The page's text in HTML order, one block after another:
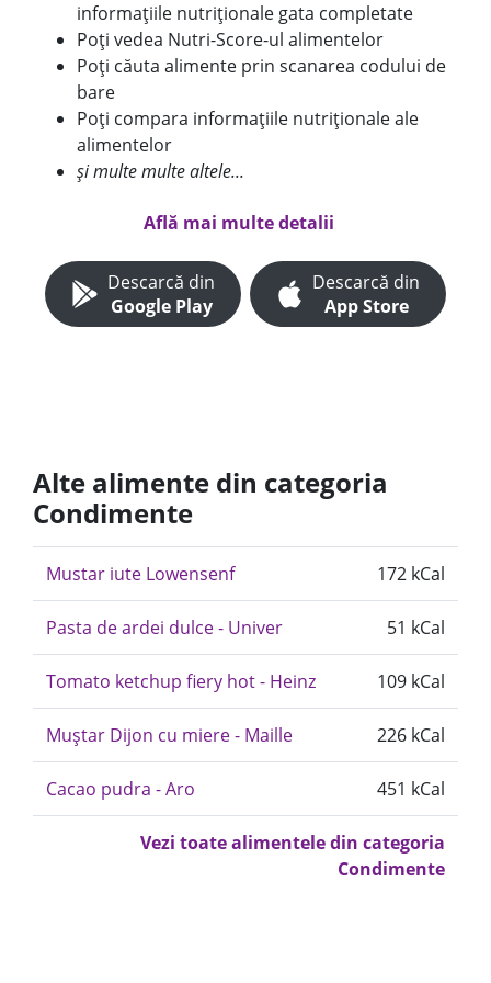
informațiile nutriționale gata completate
Poți vedea Nutri-Score-ul alimentelor
Poți căuta alimente prin scanarea codului de
bare
Poți compara informațiile nutriționale ale
alimentelor
și multe multe altele...
Află mai multe detalii
Descarcă din
Google Play
Descarcă din
App Store
Alte alimente din categoria
Condimente
Mustar iute Lowensenf 172 kCal
Pasta de ardei dulce - Univer 51 kCal
Tomato ketchup fiery hot - Heinz 109 kCal
Muștar Dijon cu miere - Maille 226 kCal
Cacao pudra - Aro 451 kCal
Vezi toate alimentele din categoria
Condimente